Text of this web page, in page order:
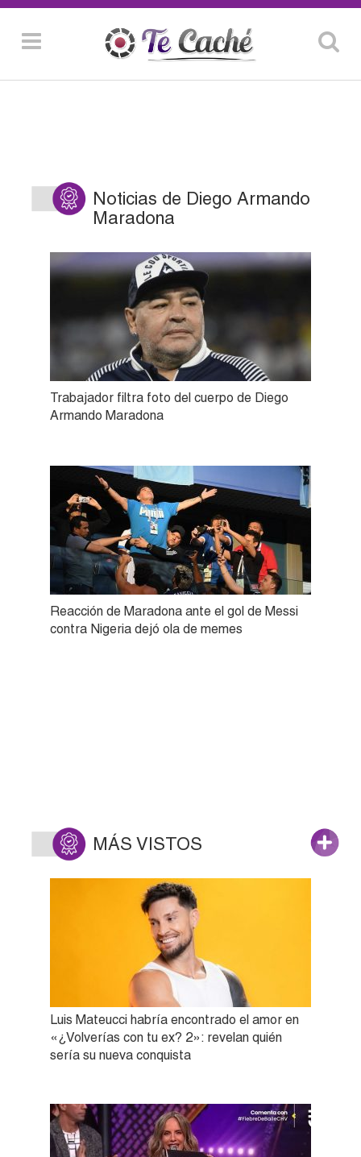
Noticias de Diego Armando
Maradona
Trabajador filtra foto del cuerpo de Diego
Armando Maradona
Reacción de Maradona ante el gol de Messi
contra Nigeria dejó ola de memes
MÁS VISTOS
Luis Mateucci habría encontrado el amor en
«¿Volverías con tu ex? 2»: revelan quién
sería su nueva conquista